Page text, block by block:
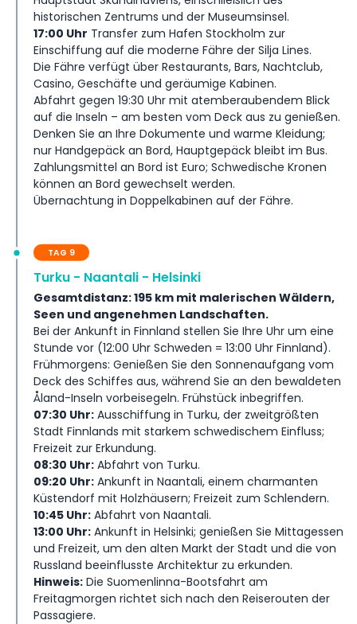
historischen Zentrums und der Museumsinsel.
17:00 Uhr Transfer zum Hafen Stockholm zur
Einschiffung auf die moderne Fähre der Silja Lines.
Die Fähre verfügt über Restaurants, Bars, Nachtclub,
Casino, Geschäfte und geräumige Kabinen.
Abfahrt gegen 19:30 Uhr mit atemberaubendem Blick
auf die Inseln – am besten vom Deck aus zu genießen.
Denken Sie an Ihre Dokumente und warme Kleidung;
nur Handgepäck an Bord, Hauptgepäck bleibt im Bus.
Zahlungsmittel an Bord ist Euro; Schwedische Kronen
können an Bord gewechselt werden.
Übernachtung in Doppelkabinen auf der Fähre.
TAG 9
Turku - Naantali - Helsinki
Gesamtdistanz: 195 km mit malerischen Wäldern,
Seen und angenehmen Landschaften.
Bei der Ankunft in Finnland stellen Sie Ihre Uhr um eine
Stunde vor (12:00 Uhr Schweden = 13:00 Uhr Finnland).
Frühmorgens: Genießen Sie den Sonnenaufgang vom
Deck des Schiffes aus, während Sie an den bewaldeten
Åland-Inseln vorbeisegeln. Frühstück inbegriffen.
07:30 Uhr: Ausschiffung in Turku, der zweitgrößten
Stadt Finnlands mit starkem schwedischem Einfluss;
Freizeit zur Erkundung.
08:30 Uhr: Abfahrt von Turku.
09:20 Uhr: Ankunft in Naantali, einem charmanten
Küstendorf mit Holzhäusern; Freizeit zum Schlendern.
10:45 Uhr: Abfahrt von Naantali.
13:00 Uhr: Ankunft in Helsinki; genießen Sie Mittagessen
und Freizeit, um den alten Markt der Stadt und die von
Russland beeinflusste Architektur zu erkunden.
Hinweis: Die Suomenlinna-Bootsfahrt am
Freitagmorgen richtet sich nach den Reiserouten der
Passagiere.